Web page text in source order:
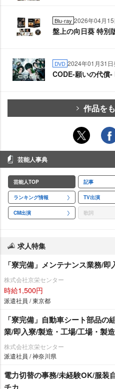
Blu-ray 2026年04月
盤上の向日葵 特別
DVD 2024年01月31日
CODE-願いの代償-
作品を
芸能人事典
芸能人TOP 記事
ランキング情報 TV出演
CM出演 歌詞
求人特集
「寮完備」メンテナンス業務/
株式会社京栄センター
時給1,500円
派遣社員 / 東京都
「寮完備」自動車シート部品
業/即入寮/製造・工場/工場・製造
株式会社京栄センター
派遣社員 / 神奈川県
電力切替の事務/未経験OK/服装
チカ